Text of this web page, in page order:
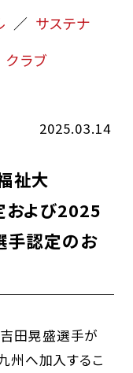
サステナ
クラブ
2025.03.14
祉大
および2025
手認定のお
田晃盛選手が
州へ加入するこ